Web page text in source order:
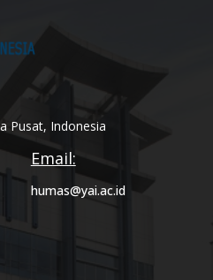
Pusat, Indonesia
Email:
humas@yai.ac.id